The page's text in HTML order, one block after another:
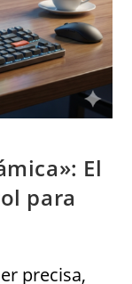
El
para
precisa,